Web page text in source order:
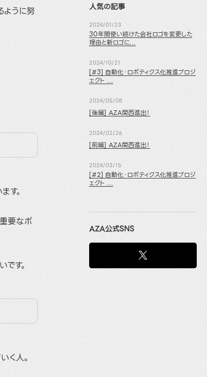
ように努
す。
要なポ
す。
く人。
人気の記事
2024/01/23
30年間使い続けた会社ロゴを変更した
理由と新ロゴに...
2024/10/21
[#3] 自動化・ロボティクス化推進プロジ
ェクト ...
2024/05/08
[後編] AZA関西進出！
2024/02/26
[前編] AZA関西進出！
2024/03/15
[#2] 自動化・ロボティクス化推進プロジ
ェクト ...
AZA公式SNS